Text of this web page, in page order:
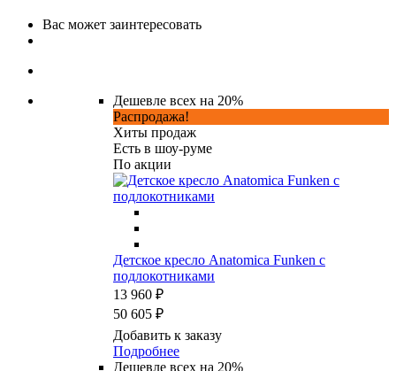
Вас может заинтересовать
Дешевле всех на 20%
Распродажа!
Хиты продаж
Есть в шоу-руме
По акции
Детское кресло Anatomica Funken с
подлокотниками
13 960 ₽
50 605 ₽
Добавить к заказу
Подробнее
Дешевле всех на 20%